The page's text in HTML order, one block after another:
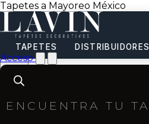
Tapetes a Mayoreo México
TAPETES DISTRIBUIDORES
Acceso
Products
search